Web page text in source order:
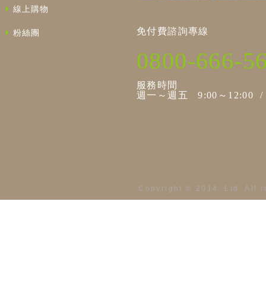
線上購物
粉絲團 免付費諮詢專線
0800-666-
服務時間
週一～週五 9:00～12:00 /
Copyright © 2014, Ltd.